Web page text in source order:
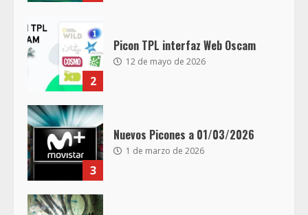
2
Picon TPL interfaz Web Oscam
12 de mayo de 2026
3
Nuevos Picones a 01/03/2026
1 de marzo de 2026